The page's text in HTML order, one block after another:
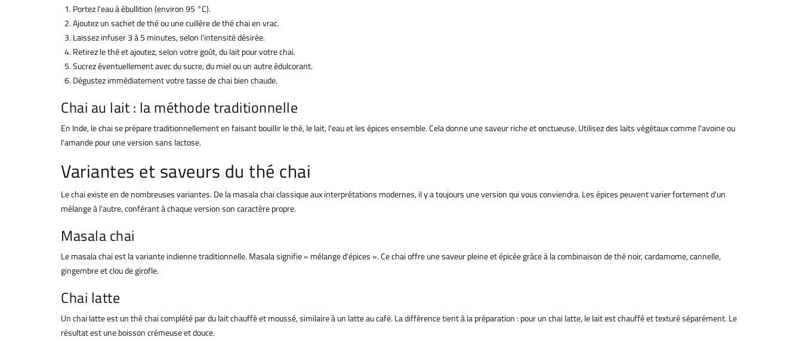
Portez l'eau à ébullition (environ 95 °C).
Ajoutez un sachet de thé ou une cuillère de thé chai en vrac.
Laissez infuser 3 à 5 minutes, selon l'intensité désirée.
Retirez le thé et ajoutez, selon votre goût, du lait pour votre chai.
Sucrez éventuellement avec du sucre, du miel ou un autre édulcorant.
Dégustez immédiatement votre tasse de chai bien chaude.
Chai au lait : la méthode traditionnelle
En Inde, le chai se prépare traditionnellement en faisant bouillir le thé, le lait, l'eau et les épices ensemble. Cela donne une saveur riche et onctueuse. Utilisez des laits végétaux comme l'avoine ou
l'amande pour une version sans lactose.
Variantes et saveurs du thé chai
Le chai existe en de nombreuses variantes. De la masala chai classique aux interprétations modernes, il y a toujours une version qui vous conviendra. Les épices peuvent varier fortement d'un
mélange à l'autre, conférant à chaque version son caractère propre.
Masala chai
Le masala chai est la variante indienne traditionnelle. Masala signifie « mélange d'épices ». Ce chai offre une saveur pleine et épicée grâce à la combinaison de thé noir, cardamome, cannelle,
gingembre et clou de girofle.
Chai latte
Un chai latte est un thé chai complété par du lait chauffé et moussé, similaire à un latte au café. La différence tient à la préparation : pour un chai latte, le lait est chauffé et texturé séparément. Le
résultat est une boisson crémeuse et douce.